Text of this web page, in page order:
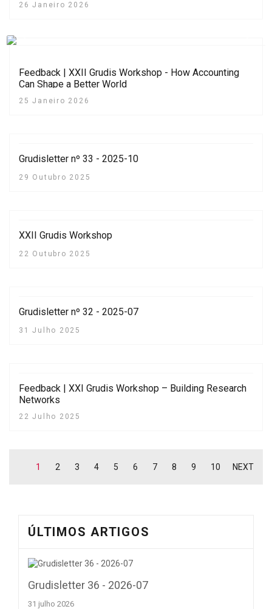
26 Janeiro 2026
Feedback | XXII Grudis Workshop - How Accounting
Can Shape a Better World
25 Janeiro 2026
Grudisletter nº 33 - 2025-10
29 Outubro 2025
XXII Grudis Workshop
22 Outubro 2025
Grudisletter nº 32 - 2025-07
31 Julho 2025
Feedback | XXI Grudis Workshop – Building Research
Networks
22 Julho 2025
1 2 3 4 5 6 7 8 9 10 NEXT
ÚLTIMOS ARTIGOS
Grudisletter 36 - 2026-07
31 julho 2026